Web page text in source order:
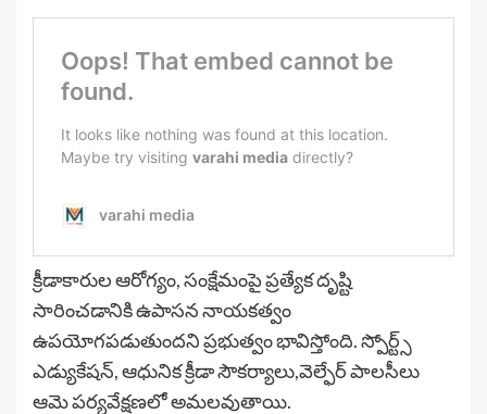
క్రీడాకారుల ఆరోగ్యం, సంక్షేమంపై ప్రత్యేక దృష్టి
సారించడానికి ఉపాసన నాయకత్వం
ఉపయోగపడుతుందని ప్రభుత్వం భావిస్తోంది. స్పోర్ట్స్
ఎడ్యుకేషన్, ఆధునిక క్రీడా సౌకర్యాలు,వెల్ఫేర్ పాలసీలు
ఆమె పర్యవేక్షణలో అమలవుతాయి.